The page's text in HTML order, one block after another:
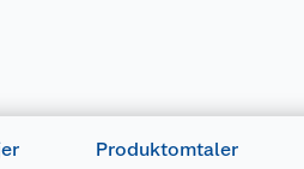
Produktomtaler